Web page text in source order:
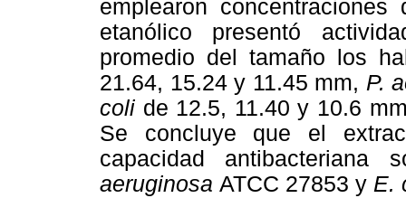
emplearon
etanólico presentó
promedio del tamaño los
21.64, 15.24 y 11.45 mm, P.
coli de 12.5, 11.40 y 10.6
Se concluye que el
capacidad antibacteriana
aeruginosa ATCC 27853 y E.